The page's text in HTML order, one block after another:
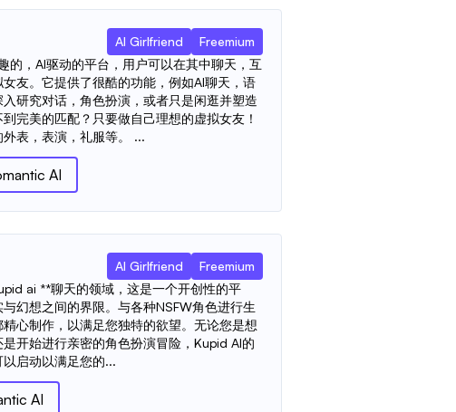
AI Girlfriend
Freemium
的，AI驱动的平台，用户可以在其中聊天，互
友。它提供了很酷的功能，例如AI聊天，语
研究对话，角色扮演，或者只是闲逛并塑造
完美的匹配？只要做自己理想的虚拟女友！
表，表演，礼服等。 ...
AI
AI Girlfriend
Freemium
ai **聊天的领域，这是一个开创性的平
幻想之间的界限。与各种NSFW角色进行生
心制作，以满足您独特的欲望。无论您是想
开始进行亲密的角色扮演冒险，Kupid AI的
启动以满足您的...
AI